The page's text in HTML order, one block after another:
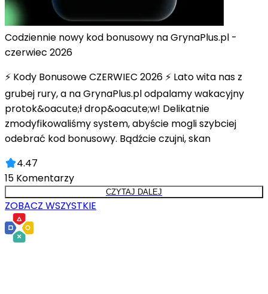
Codziennie nowy kod bonusowy na GrynaPlus.pl -
czerwiec 2026
⚡ Kody Bonusowe CZERWIEC 2026 ⚡ Lato wita nas z
grubej rury, a na GrynaPlus.pl odpalamy wakacyjny
protok&oacute;ł drop&oacute;w! Delikatnie
zmodyfikowaliśmy system, abyście mogli szybciej
odebrać kod bonusowy. Bądźcie czujni, skan
4.47
15 Komentarzy
CZYTAJ DALEJ
ZOBACZ WSZYSTKIE